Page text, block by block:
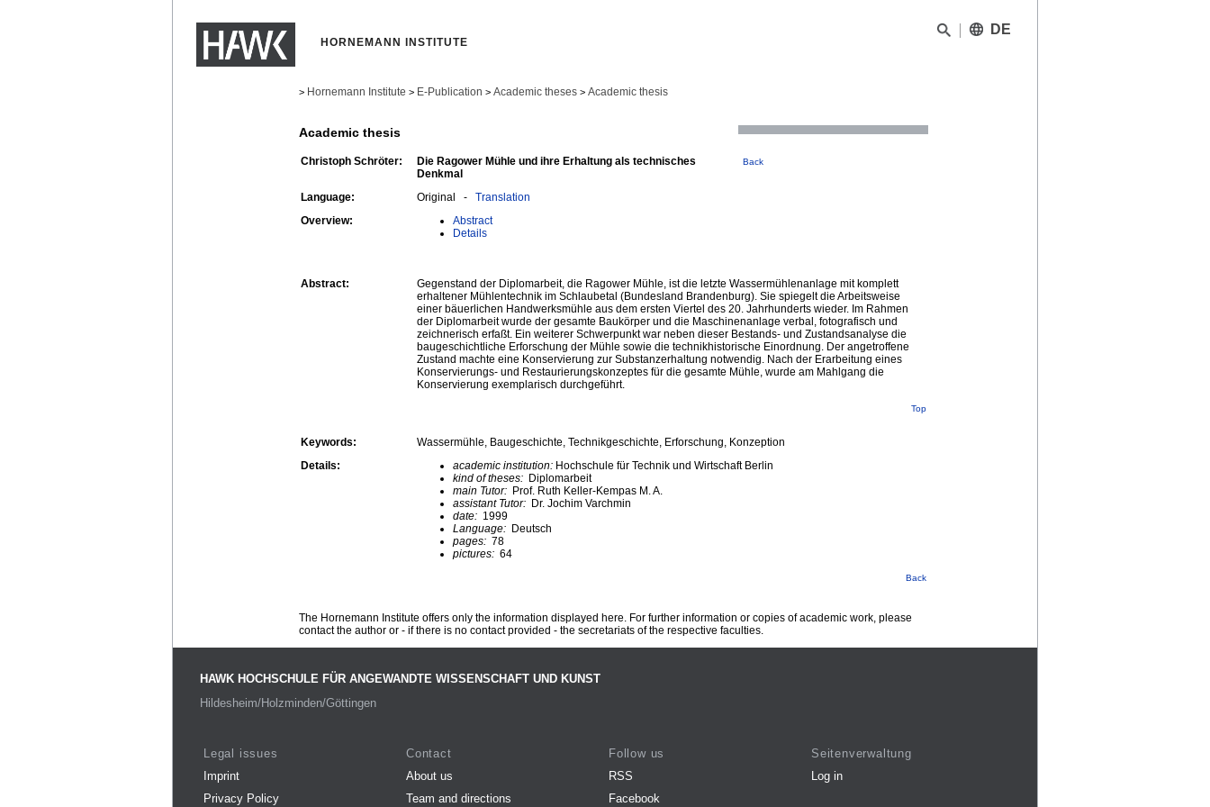
HORNEMANN INSTITUTE
DE
> Hornemann Institute > E-Publication > Academic theses > Academic thesis
Academic thesis
Christoph Schröter:
Die Ragower Mühle und ihre Erhaltung als technisches
Denkmal
Back
Language: Original - Translation
Overview:
Abstract
Details
Abstract:
Gegenstand der Diplomarbeit, die Ragower Mühle, ist die letzte Wassermühlenanlage mit komplett
erhaltener Mühlentechnik im Schlaubetal (Bundesland Brandenburg). Sie spiegelt die Arbeitsweise
einer bäuerlichen Handwerksmühle aus dem ersten Viertel des 20. Jahrhunderts wieder. Im Rahmen
der Diplomarbeit wurde der gesamte Baukörper und die Maschinenanlage verbal, fotografisch und
zeichnerisch erfaßt. Ein weiterer Schwerpunkt war neben dieser Bestands- und Zustandsanalyse die
baugeschichtliche Erforschung der Mühle sowie die technikhistorische Einordnung. Der angetroffene
Zustand machte eine Konservierung zur Substanzerhaltung notwendig. Nach der Erarbeitung eines
Konservierungs- und Restaurierungskonzeptes für die gesamte Mühle, wurde am Mahlgang die
Konservierung exemplarisch durchgeführt.
Top
Keywords:
Wassermühle, Baugeschichte, Technikgeschichte, Erforschung, Konzeption
Details:
academic institution: Hochschule für Technik und Wirtschaft Berlin
kind of theses: Diplomarbeit
main Tutor: Prof. Ruth Keller-Kempas M. A.
assistant Tutor: Dr. Jochim Varchmin
date: 1999
Language: Deutsch
pages: 78
pictures: 64
Back
The Hornemann Institute offers only the information displayed here. For further information or copies of academic work, please
contact the author or - if there is no contact provided - the secretariats of the respective faculties.
HAWK HOCHSCHULE FÜR ANGEWANDTE WISSENSCHAFT UND KUNST
Hildesheim/Holzminden/Göttingen
Legal issues
Imprint
Privacy Policy
Contact
About us
Team and directions
Follow us
RSS
Facebook
Seitenverwaltung
Log in